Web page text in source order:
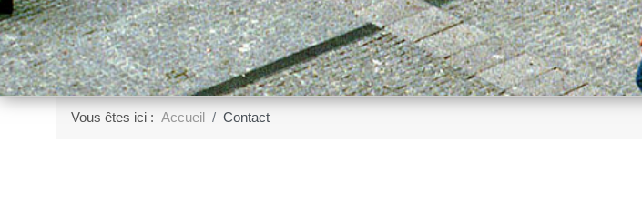
Vous êtes ici : Accueil Contact